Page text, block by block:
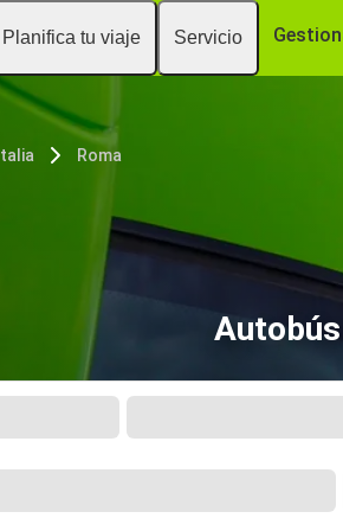
Planifica tu viaje Servicio
Italia Roma